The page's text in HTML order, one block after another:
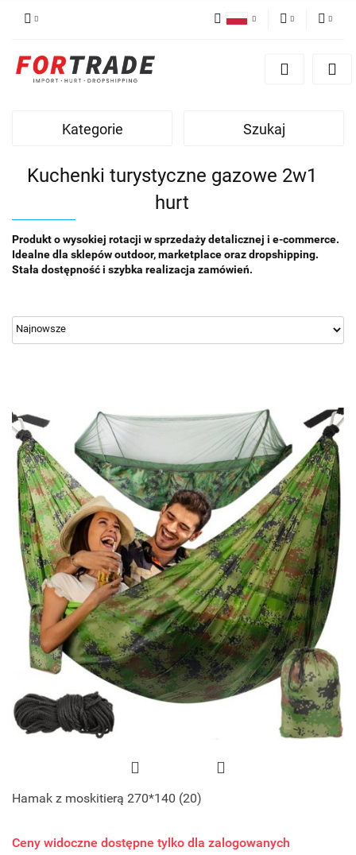
PLN
Zaloguj się
Kategorie Szukaj
Kuchenki turystyczne gazowe 2w1
hurt
Produkt o wysokiej rotacji w sprzedaży detalicznej i e-commerce.
Idealne dla sklepów outdoor, marketplace oraz dropshipping.
Stała dostępność i szybka realizacja zamówień.
Hamak z moskitierą 270*140 (20)
Ceny widoczne dostępne tylko dla zalogowanych